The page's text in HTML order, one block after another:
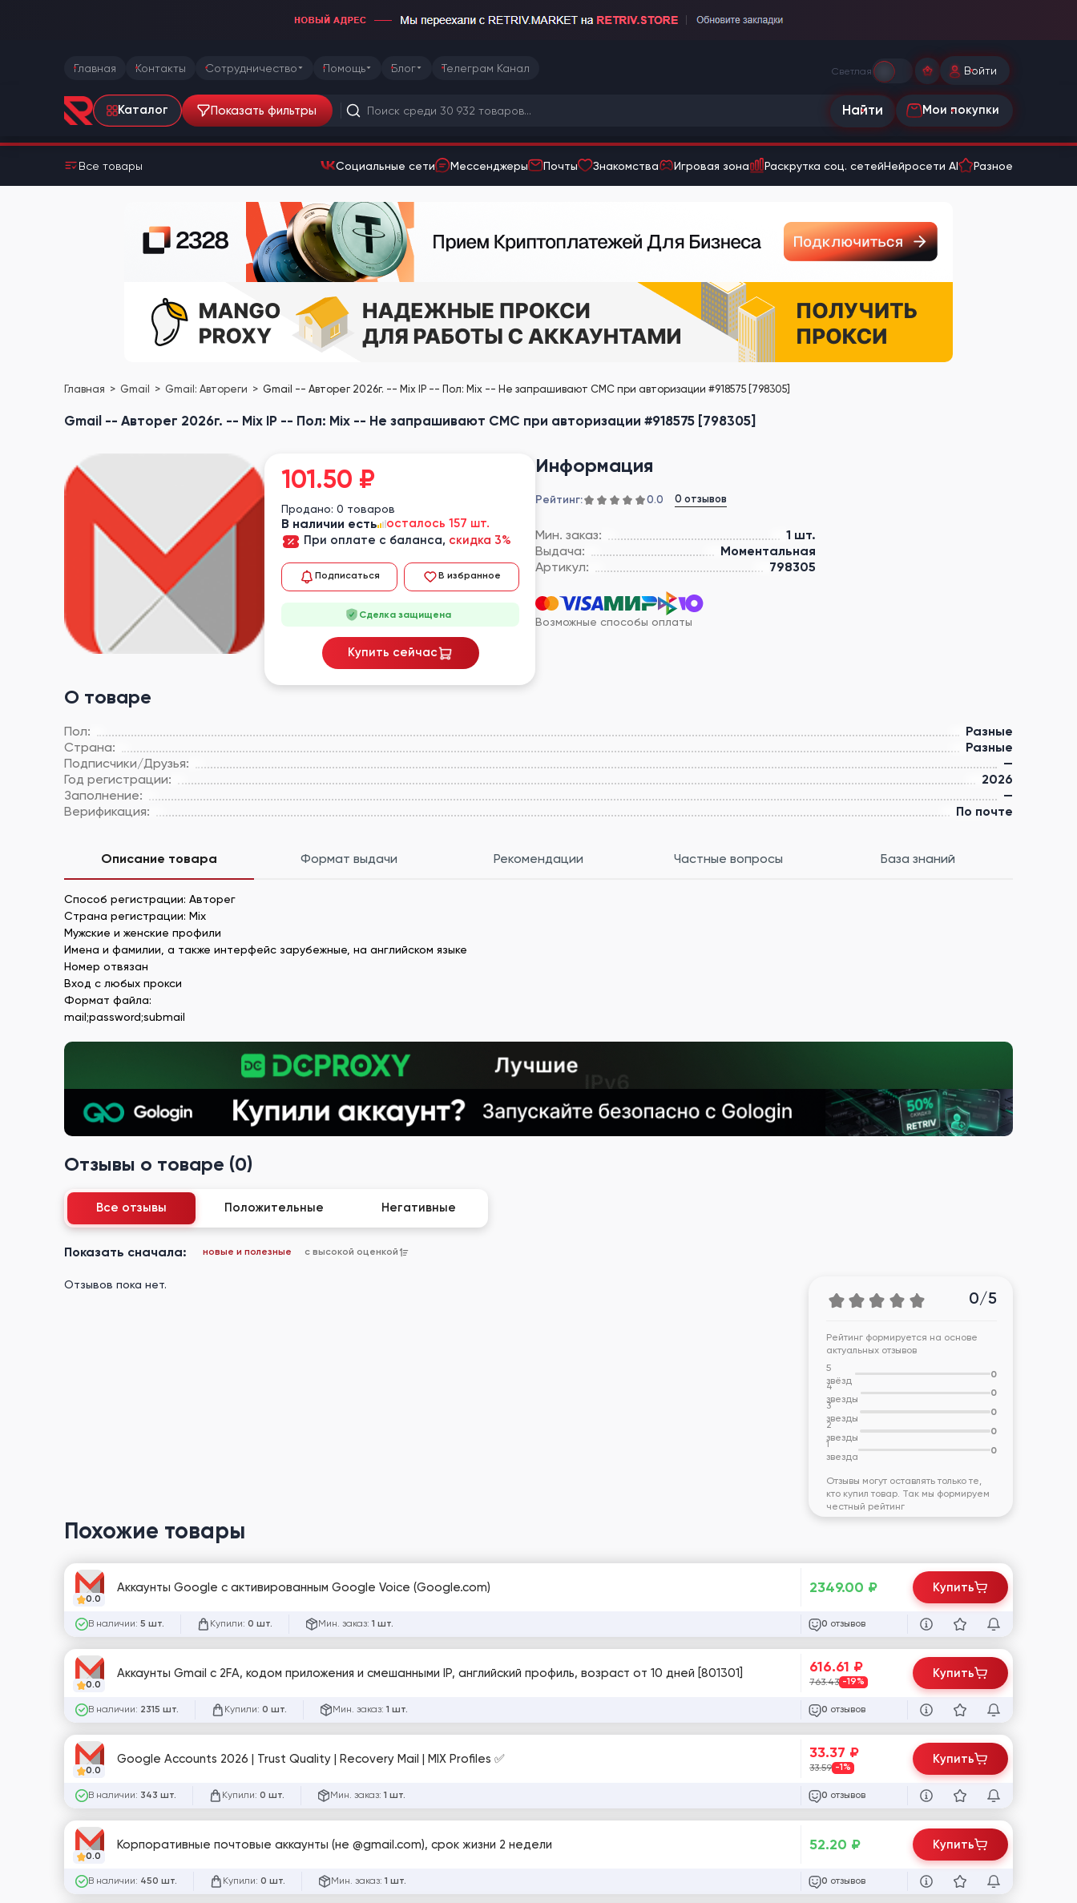
Главная Контакты Сотрудничество Помощь Блог Телеграм Канал Светлая Войти
Каталог Показать фильтры Найти Мои покупки
Все товары Социальные сети Мессенджеры Почты Знакомства Игровая зона Раскрутка соц. сетейНейросети AI Разное
Главная Gmail Gmail: Автореги Gmail -- Авторег 2026г. -- Mix IP -- Пол: Mix -- Не запрашивают СМС при авторизации #918575 [798305]
Gmail -- Авторег 2026г. -- Mix IP -- Пол: Mix -- Не запрашивают СМС при авторизации #918575 [798305]
Информация
Рейтинг: 0.0 0 отзывов
Мин. заказ:
1 шт.
Выдача:
Моментальная
Артикул:
798305
Возможные способы оплаты
О товаре
Пол:
Разные
Страна:
Разные
Подписчики/Друзья:
—
Год регистрации:
2026
Заполнение:
—
Верификация:
По почте
101.50 ₽
Продано: 0 товаров
В наличии есть
осталось 157 шт.
При оплате с баланса, скидка 3%
Подписаться В избранное
Сделка защищена
Купить сейчас
Описание товара Формат выдачи Рекомендации Частные вопросы База знаний
Способ регистрации: Авторег
Страна регистрации: Mix
Мужские и женские профили
Имена и фамилии, а также интерфейс зарубежные, на английском языке
Номер отвязан
Вход с любых прокси
Формат файла:
mail;password;submail
Отзывы о товаре (0)
Все отзывы Положительные Негативные
Показать сначала: новые и полезные с высокой оценкой
Отзывов пока нет.
0/5
Рейтинг формируется на основе
актуальных отзывов
5
звёзд
0
4
звезды
0
3
звезды
0
2
звезды
0
1
звезда
0
Отзывы могут оставлять только те,
кто купил товар. Так мы формируем
честный рейтинг
Похожие товары
0.0
Аккаунты Google с активированным Google Voice (Google.com)
В наличии: 5 шт. Купили: 0 шт. Мин. заказ: 1 шт.
2349.00 ₽
0 отзывов
Купить
0.0
Аккаунты Gmail с 2FA, кодом приложения и смешанными IP, английский профиль, возраст от 10 дней [801301]
В наличии: 2315 шт. Купили: 0 шт. Мин. заказ: 1 шт.
616.61 ₽
763.43 -19%
0 отзывов
Купить
0.0
Google Accounts 2026 | Trust Quality | Recovery Mail | MIX Profiles ✅
В наличии: 343 шт. Купили: 0 шт. Мин. заказ: 1 шт.
33.37 ₽
33.59 -1%
0 отзывов
Купить
0.0
Корпоративные почтовые аккаунты (не @gmail.com), срок жизни 2 недели
В наличии: 450 шт. Купили: 0 шт. Мин. заказ: 1 шт.
52.20 ₽
0 отзывов
Купить